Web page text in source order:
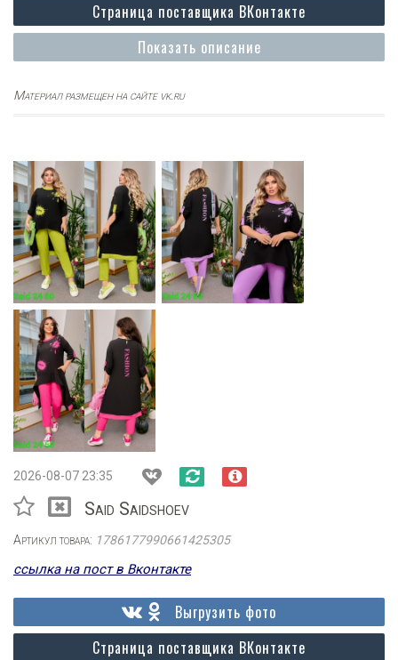
Показать описание
Страница поставщика ВКонтакте
Материал размещен на сайте vk.ru
2026-08-07 23:35
Said Saidshoev
Артикул товара: 1786177990661425305
ссылка на пост в Вконтакте
Страница поставщика ВКонтакте
Выгрузить фото